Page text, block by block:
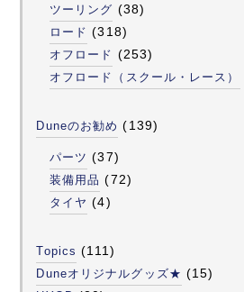
ツーリング (38)
ロード (318)
オフロード (253)
オフロード（スクール・レース）
Duneのお勧め (139)
パーツ (37)
装備用品 (72)
タイヤ (4)
Topics (111)
Duneオリジナルグッズ★ (15)